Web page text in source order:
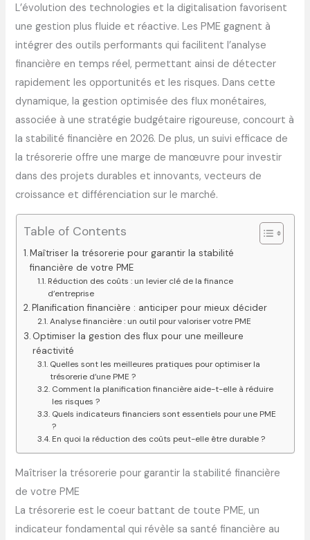
L’évolution des technologies et la digitalisation favorisent
une gestion plus fluide et réactive. Les PME gagnent à
intégrer des outils performants qui facilitent l’analyse
financière en temps réel, permettant ainsi de détecter
rapidement les opportunités et les risques. Dans cette
dynamique, la gestion optimisée des flux monétaires,
associée à une stratégie budgétaire rigoureuse, concourt à
la stabilité financière en 2026. De plus, un suivi efficace de
la trésorerie offre une marge de manœuvre pour investir
dans des projets durables et innovants, vecteurs de
croissance et différenciation sur le marché.
Table of Contents
Maîtriser la trésorerie pour garantir la stabilité
financière de votre PME
Réduction des coûts : un levier clé de la finance
d’entreprise
Planification financière : anticiper pour mieux décider
Analyse financière : un outil pour valoriser votre PME
Optimiser la gestion des flux pour une meilleure
réactivité
Quelles sont les meilleures pratiques pour optimiser la
trésorerie d’une PME ?
Comment la planification financière aide-t-elle à réduire
les risques ?
Quels indicateurs financiers sont essentiels pour une PME
?
En quoi la réduction des coûts peut-elle être durable ?
Maîtriser la trésorerie pour garantir la stabilité financière
de votre PME
La trésorerie est le coeur battant de toute PME, un
indicateur fondamental qui révèle sa santé financière au